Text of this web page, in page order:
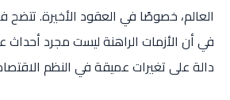
العالم، خصوصًا في العقود الأخيرة. تتضح
في أن الأزمات الراهنة ليست مجرد أحداث
دالة على تغيرات عميقة في النظم